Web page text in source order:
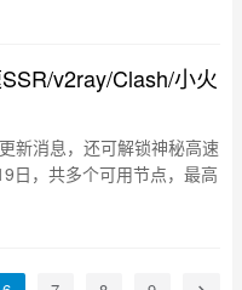
v2ray/Clash/小火
新消息，还可解锁神秘高速
日，共多个可用节点，最高